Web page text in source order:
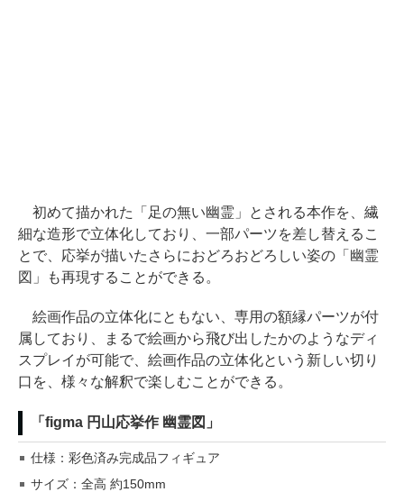
初めて描かれた「足の無い幽霊」とされる本作を、繊
細な造形で立体化しており、一部パーツを差し替えるこ
とで、応挙が描いたさらにおどろおどろしい姿の「幽霊
図」も再現することができる。
絵画作品の立体化にともない、専用の額縁パーツが付
属しており、まるで絵画から飛び出したかのようなディ
スプレイが可能で、絵画作品の立体化という新しい切り
口を、様々な解釈で楽しむことができる。
「figma 円山応挙作 幽霊図」
仕様：彩色済み完成品フィギュア
サイズ：全高 約150mm